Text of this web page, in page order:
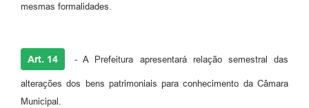
mesmas formalidades.
Art. 14 - A Prefeitura apresentará relação semestral das
alterações dos bens patrimoniais para conhecimento da Câmara
Municipal.